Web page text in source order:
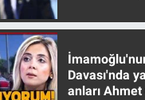
Davası'nda
anları Ahmet